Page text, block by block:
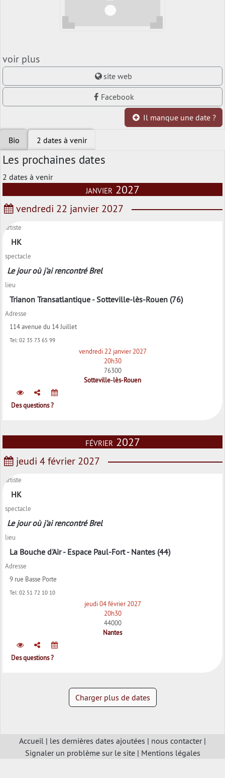
voir plus
site web
Facebook
Il manque une date ?
Bio 2 dates à venir
Les prochaines dates
2 dates à venir
janvier 2027
vendredi 22 janvier 2027
artiste
HK
spectacle
Le jour où j'ai rencontré Brel
lieu
Trianon Transatlantique - Sotteville-lès-Rouen (76)
Adresse
114 avenue du 14 Juillet
Tel: 02 35 73 65 99
vendredi 22 janvier 2027
20h30
76300
Sotteville-lès-Rouen
Des questions ?
février 2027
jeudi 4 février 2027
artiste
HK
spectacle
Le jour où j'ai rencontré Brel
lieu
La Bouche d'Air - Espace Paul-Fort - Nantes (44)
Adresse
9 rue Basse Porte
Tel: 02 51 72 10 10
jeudi 04 février 2027
20h30
44000
Nantes
Des questions ?
Charger plus de dates
Accueil | les dernières dates ajoutées | nous contacter|
Signaler un problème sur le site| Mentions légales